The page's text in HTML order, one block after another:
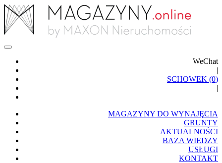
WeChat
|
SCHOWEK (0)
|
MAGAZYNY DO WYNAJĘCIA
GRUNTY
AKTUALNOŚCI
BAZA WIEDZY
USŁUGI
KONTAKT